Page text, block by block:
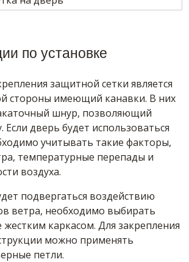
по установке
защитной сетки является
стороны имеющий канавки. В них
шнур, позволяющий
Если дверь будет использоваться
учитывать такие факторы,
температурные перепады и
воздуха.
подвергаться воздействию
ветра, необходимо выбирать
жестким каркасом. Для закрепления
можно применять
петли.